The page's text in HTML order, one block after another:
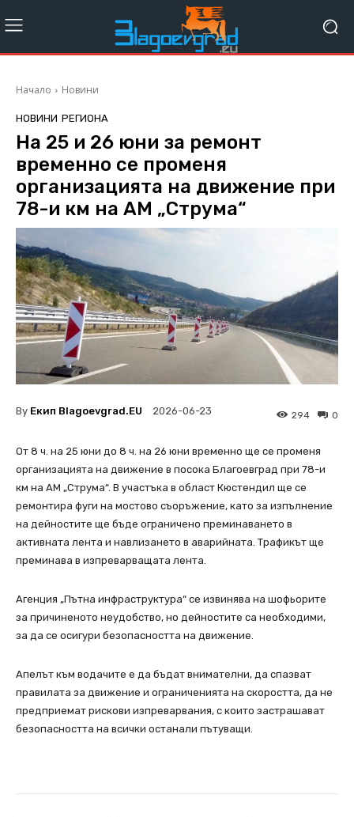
Начало Новини
НОВИНИ РЕГИОНА
На 25 и 26 юни за ремонт
временно се променя
организацията на движение при
78-и км на АМ „Струма“
By Екип Blagoevgrad.EU 2026-06-23 0
294
От 8 ч. на 25 юни до 8 ч. на 26 юни временно ще се променя
организацията на движение в посока Благоевград при 78-и
км на АМ „Струма“. В участъка в област Кюстендил ще се
ремонтира фуги на мостово съоръжение, като за изпълнение
на дейностите ще бъде ограничено преминаването в
активната лента и навлизането в аварийната. Трафикът ще
преминава в изпреварващата лента.
Агенция „Пътна инфраструктура“ се извинява на шофьорите
за причиненото неудобство, но дейностите са необходими,
за да се осигури безопасността на движение.
Апелът към водачите е да бъдат внимателни, да спазват
правилата за движение и ограниченията на скоростта, да не
предприемат рискови изпреварвания, с които застрашават
безопасността на всички останали пътуващи.